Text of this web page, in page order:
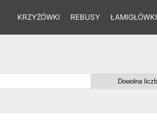
KRZYŻÓWKI REBUSY ŁAMIGŁÓWKI